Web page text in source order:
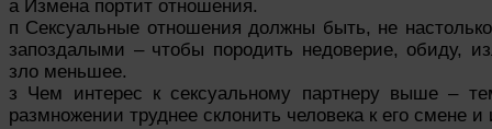
а Измена портит отношения.
п Сексуальные отношения должны быть, не
запоздалыми – чтобы породить недоверие, обиду,
зло меньшее.
з Чем интерес к сексуальному партнеру выше –
размножении труднее склонить человека к его смене и